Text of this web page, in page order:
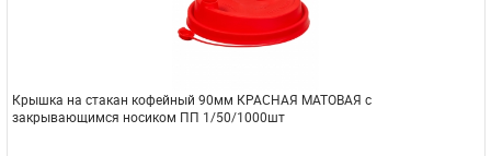
Крышка на стакан кофейный 90мм КРАСНАЯ МАТОВАЯ с
закрывающимся носиком ПП 1/50/1000шт